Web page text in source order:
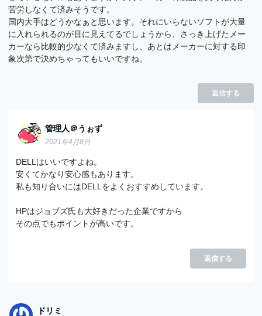
苦労しなくて済みそうです。
国内大手はどうかなぁと思います。それにいらないソフトが大量
に入れられるのが目に見えてるでしょうから、さっき上げたメー
カーなら比較的少なくて済みますし、あとはメーカーに対する印
象次第で決めちゃってもいいですね。
返信する
管理人＠うぉず
2021年4月8日
DELLはいいですよね。
安くてかなり安心感もあります。
私も知り合いにはDELLをよくおすすめしています。
HPはジョブズ氏も大好きだった企業ですから
その点でもポイントが高いです。
返信する
ドリミ